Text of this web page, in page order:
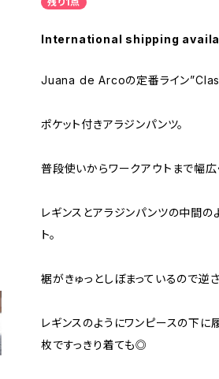
International shipping
Juana de Arcoの定番ライン
ポケット付きアラジンパンツ。
普段使いからワークアウトまで幅広
レギンスとアラジンパンツの中間の
ト。
裾がきゅっとしぼまっているので逆
レギンスのようにワンピースの下に
枚ですっきり着ても◎